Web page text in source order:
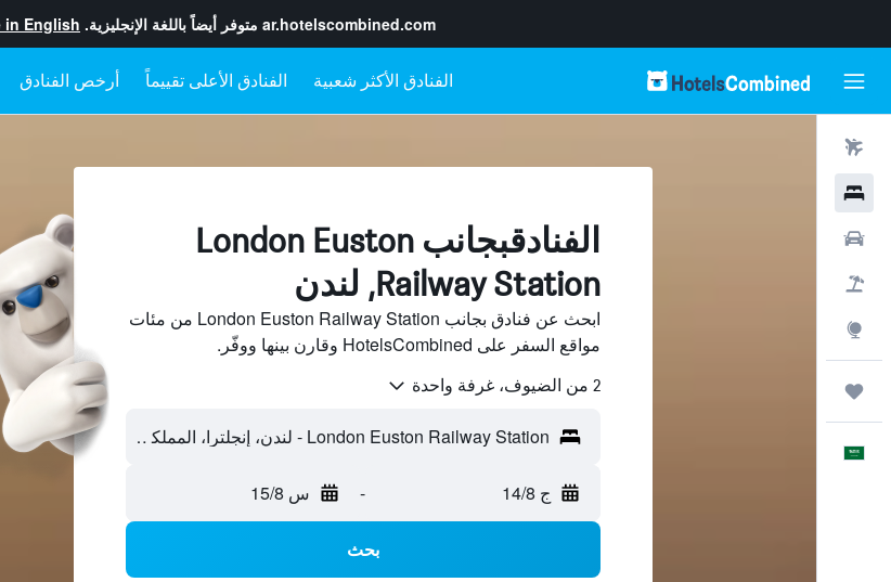
ar.hotelscombined.com متوفر أيضاً باللغة الإنجليزية. in English
الفنادق الأعلى تقييماً أرخص الفنادق
الفنادقبجانب London Euston
Railway Station, لندن
ابحث عن فنادق بجانب London Euston Railway Station من مئات
مواقع السفر على HotelsCombined وقارن بينها ووفّر.
2 من الضيوف، غرفة واحدة
ج 14/8 - س 15/8
بحث